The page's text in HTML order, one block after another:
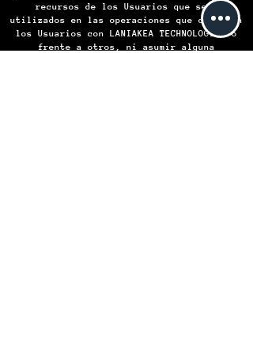
recursos de los Usuarios que sean
utilizados en las operaciones que celebren
los Usuarios con LANIAKEA TECHNOLOGIES o
frente a otros, ni asumir alguna